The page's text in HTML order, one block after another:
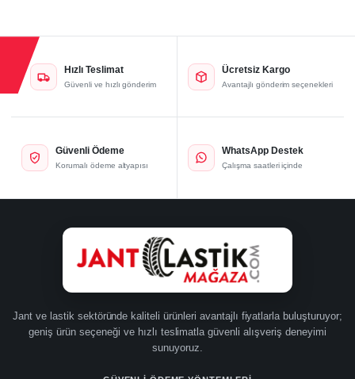
Hızlı Teslimat
Güvenli ve hızlı gönderim
Ücretsiz Kargo
Avantajlı gönderim seçenekleri
Güvenli Ödeme
Korumalı ödeme altyapısı
WhatsApp Destek
Çalışma saatleri içinde
Jant ve lastik sektöründe kaliteli ürünleri avantajlı fiyatlarla buluşturuyor;
geniş ürün seçeneği ve hızlı teslimatla güvenli alışveriş deneyimi
sunuyoruz.